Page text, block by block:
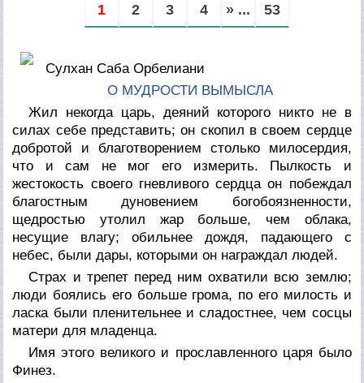
1 2 3 4 » ... 53
Сулхан Саба Орбелиани
О МУДРОСТИ ВЫМЫСЛА
Жил некогда царь, деяний которого никто не в
силах себе представить; он скопил в своем сердце
добротой и благотворением столько милосердия,
что и сам не мог его измерить. Пылкость и
жестокость своего гневливого сердца он побеждал
благостным дуновением богобоязненности,
щедростью утолил жар больше, чем облака,
несущие влагу; обильнее дождя, падающего с
небес, были дары, которыми он награждал людей.
Страх и трепет перед ним охватили всю землю;
люди боялись его больше грома, по его милость и
ласка были пленительнее и сладостнее, чем сосцы
матери для младенца.
Имя этого великого и прославленного царя было
Финез.